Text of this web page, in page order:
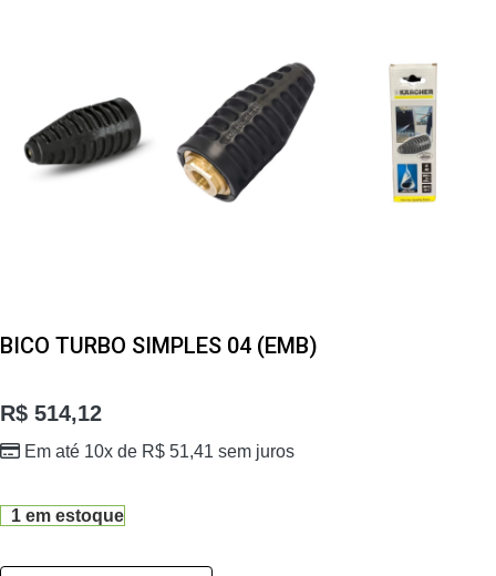
BICO TURBO SIMPLES 04 (EMB)
R$ 514,12
Em até 10x de R$ 51,41 sem juros
1 em estoque